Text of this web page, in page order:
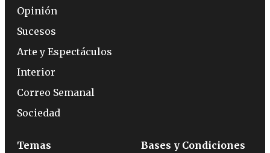
Opinión
Sucesos
Arte y Espectáculos
Interior
Correo Semanal
Sociedad
Temas
Bases y Condiciones